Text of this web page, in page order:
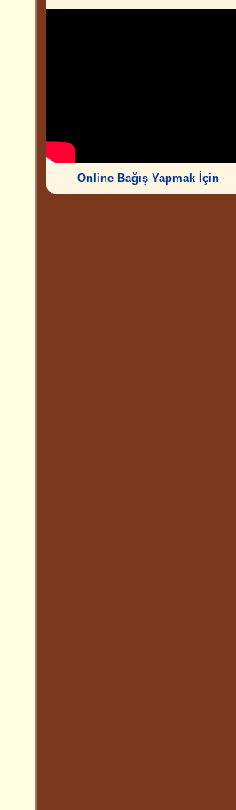
Online Bağış Yapmak İçin